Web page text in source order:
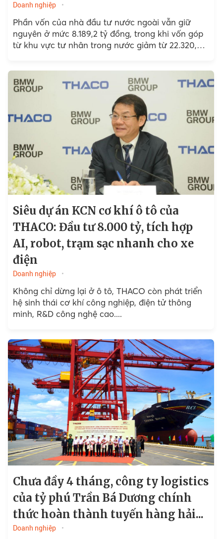
Doanh nghiệp
Phần vốn của nhà đầu tư nước ngoài vẫn giữ
nguyên ở mức 8.189,2 tỷ đồng, trong khi vốn góp
từ khu vực tư nhân trong nước giảm từ 22.320,8
Siêu dự án KCN cơ khí ô tô của
THACO: Đầu tư 8.000 tỷ, tích hợp
AI, robot, trạm sạc nhanh cho xe
điện
Doanh nghiệp
Không chỉ dừng lại ở ô tô, THACO còn phát triển
hệ sinh thái cơ khí công nghiệp, điện tử thông
minh, R&D công nghệ cao....
Chưa đầy 4 tháng, công ty logistics
của tỷ phú Trần Bá Dương chính
thức hoàn thành tuyến hàng hải...
Doanh nghiệp